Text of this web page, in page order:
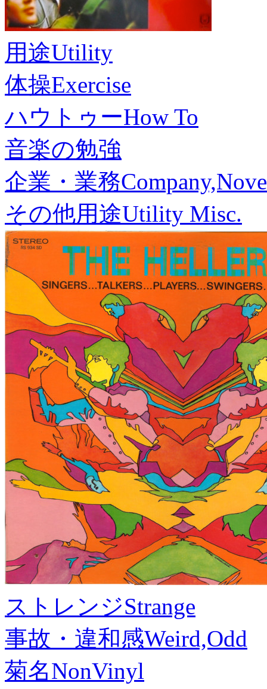
用途Utility
体操Exercise
ハウトゥーHow To
音楽の勉強
企業・業務
その他用途Utility Misc.
ストレンジStrange
事故・違和感Weird,Odd
菊名NonVinyl